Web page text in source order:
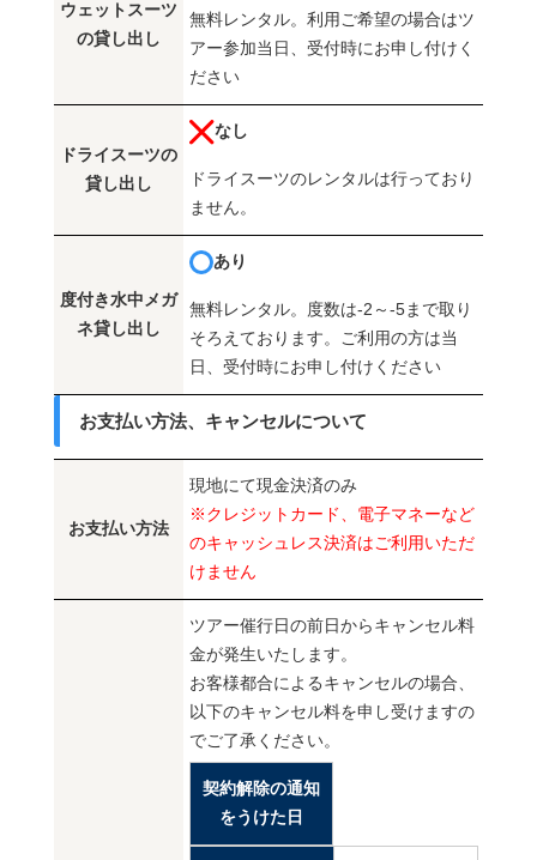
ウェットスーツ
の貸し出し
無料レンタル。利用ご希望の場合はツ
アー参加当日、受付時にお申し付けく
ださい
ドライスーツの
貸し出し
なし
ドライスーツのレンタルは行っており
ません。
度付き水中メガ
ネ貸し出し
あり
無料レンタル。度数は-2～-5まで取り
そろえております。ご利用の方は当
日、受付時にお申し付けください
お支払い方法、キャンセルについて
お支払い方法
現地にて現金決済のみ
※クレジットカード、電子マネーなど
のキャッシュレス決済はご利用いただ
けません
ツアー催行日の前日からキャンセル料
金が発生いたします。
お客様都合によるキャンセルの場合、
以下のキャンセル料を申し受けますの
でご了承ください。
契約解除の通知
をうけた日